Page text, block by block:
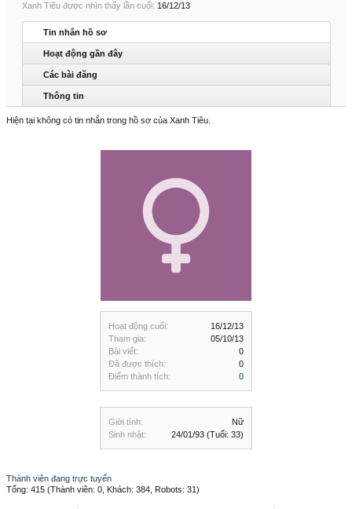
Hoạt động cuối:
16/12/13
Tham gia:
05/10/13
Bài viết:
0
Đã được thích:
0
Điểm thành tích:
0
Giới tính:
Nữ
Sinh nhật:
24/01/93 (Tuổi: 33)
Xanh Tiêu được nhìn thấy lần cuối: 16/12/13
Tin nhắn hồ sơ
Hoạt động gần đây
Các bài đăng
Thông tin
Hiện tại không có tin nhắn trong hồ sơ của Xanh Tiêu.
Thành viên đang trực tuyến
Tổng: 415 (Thành viên: 0, Khách: 384, Robots: 31)